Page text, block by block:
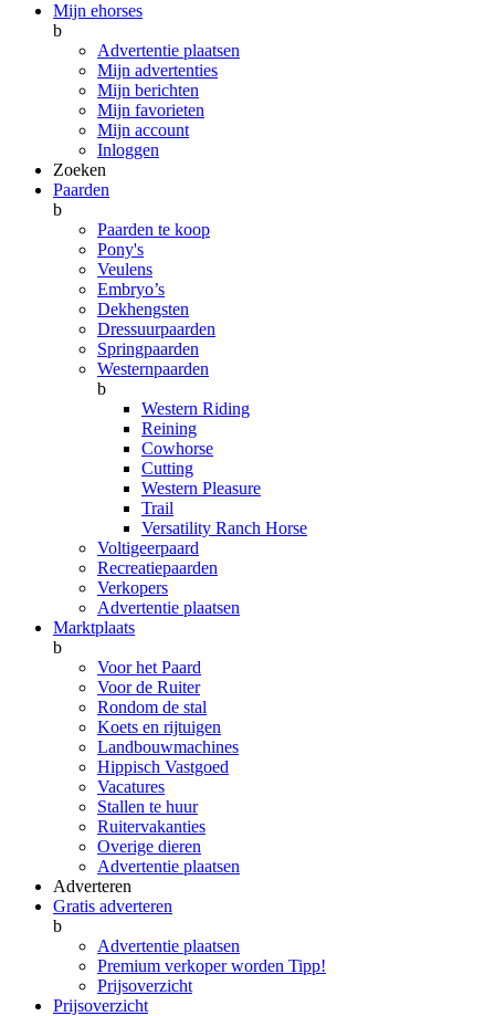
Mijn ehorses
b
Advertentie plaatsen
Mijn advertenties
Mijn berichten
Mijn favorieten
Mijn account
Inloggen
Zoeken
Paarden
b
Paarden te koop
Pony's
Veulens
Embryo’s
Dekhengsten
Dressuurpaarden
Springpaarden
Westernpaarden
b
Western Riding
Reining
Cowhorse
Cutting
Western Pleasure
Trail
Versatility Ranch Horse
Voltigeerpaard
Recreatiepaarden
Verkopers
Advertentie plaatsen
Marktplaats
b
Voor het Paard
Voor de Ruiter
Rondom de stal
Koets en rijtuigen
Landbouwmachines
Hippisch Vastgoed
Vacatures
Stallen te huur
Ruitervakanties
Overige dieren
Advertentie plaatsen
Adverteren
Gratis adverteren
b
Advertentie plaatsen
Premium verkoper worden Tipp!
Prijsoverzicht
Prijsoverzicht